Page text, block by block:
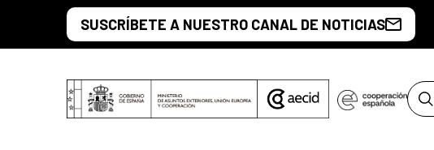
Saltar al contenido principal
SUSCRÍBETE A NUESTRO CANAL DE NOTICIAS